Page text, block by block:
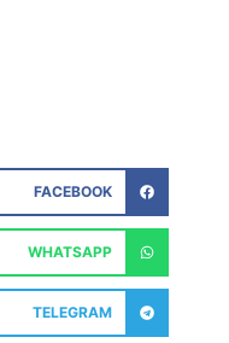
FACEBOOK
WHATSAPP
TELEGRAM